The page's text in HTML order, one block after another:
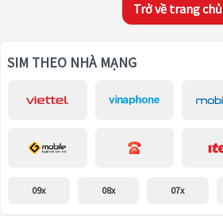
Trở về trang chủ
SIM THEO NHÀ MẠNG
09x 08x 07x